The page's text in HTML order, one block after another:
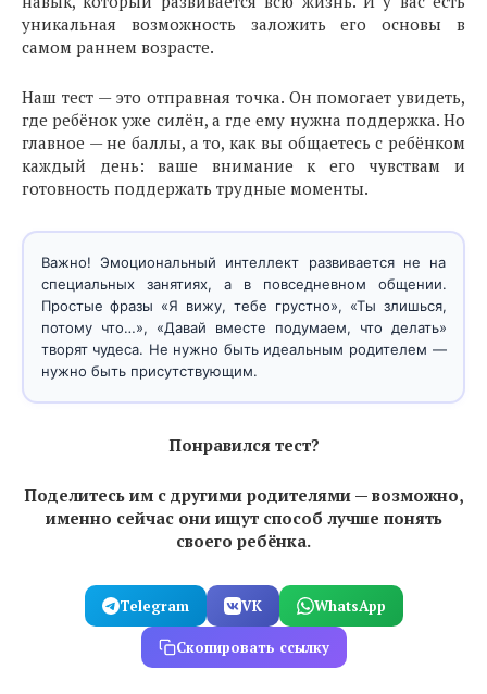
абстрактных утверждениях.
эмоциях, играйте в ролевые игры. Если через 2–3 месяца
вы не видите улучшений или у ребёнка есть серьёзные
к детскому психологу. Своевременная помощь — это
проявление любви, а не слабость.
уникальная возможность заложить его основы в
самом раннем возрасте.
Наш тест — это отправная точка. Он помогает увидеть,
где ребёнок уже силён, а где ему нужна поддержка. Но
главное — не баллы, а то, как вы общаетесь с ребёнком
каждый день: ваше внимание к его чувствам и
готовность поддержать трудные моменты.
Важно! Эмоциональный интеллект развивается не на
специальных занятиях, а в повседневном общении.
Простые фразы «Я вижу, тебе грустно», «Ты злишься,
потому что…», «Давай вместе подумаем, что делать»
творят чудеса. Не нужно быть идеальным родителем —
нужно быть присутствующим.
Понравился тест?
Поделитесь им с другими родителями — возможно,
именно сейчас они ищут способ лучше понять
своего ребёнка.
Telegram VK WhatsApp
Скопировать ссылку